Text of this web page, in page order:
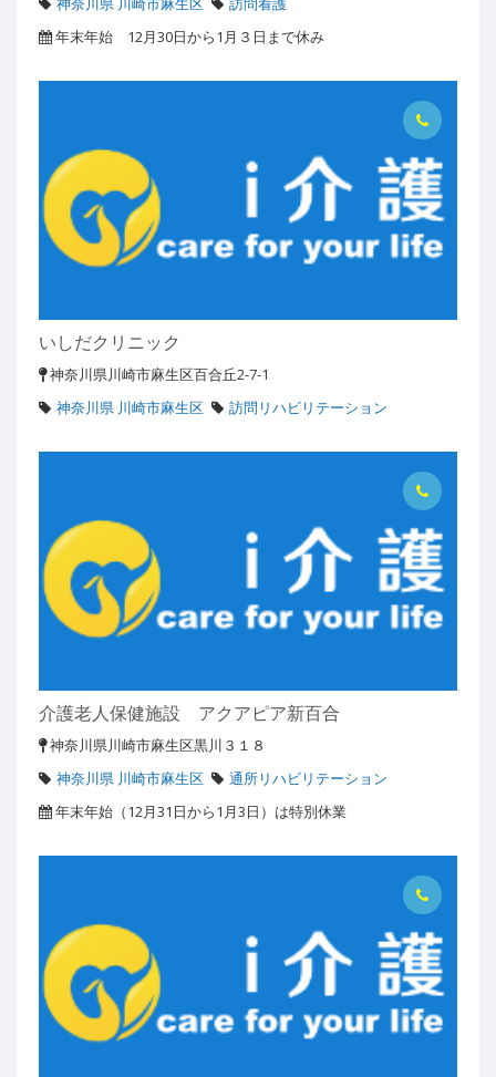
年末年始 12月30日から1月３日まで休み
いしだクリニック
神奈川県川崎市麻生区百合丘2-7-1
神奈川県 川崎市麻生区
訪問リハビリテーション
介護老人保健施設 アクアピア新百合
神奈川県川崎市麻生区黒川３１８
神奈川県 川崎市麻生区
通所リハビリテーション
年末年始（12月31日から1月3日）は特別休業